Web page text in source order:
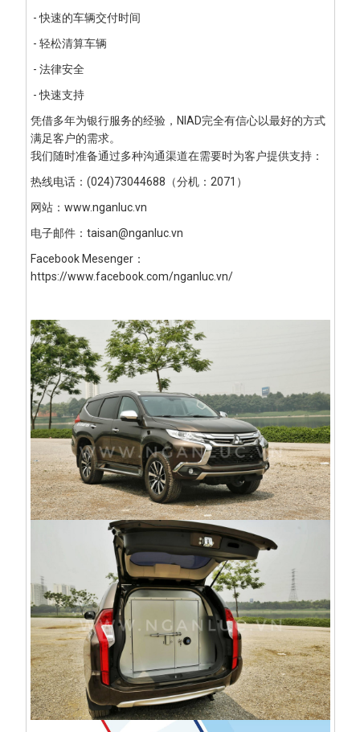
- 快速的车辆交付时间
- 轻松清算车辆
- 法律安全
- 快速支持
凭借多年为银行服务的经验，NIAD完全有信心以最好的方式
满足客户的需求。
我们随时准备通过多种沟通渠道在需要时为客户提供支持：
热线电话：(024)73044688（分机：2071）
网站：www.nganluc.vn
电子邮件： taisan@nganluc.vn
Facebook Mesenger：
https://www.facebook.com/nganluc.vn/